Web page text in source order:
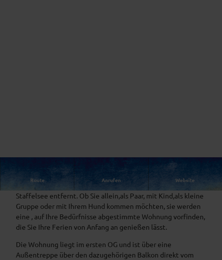
Route Anrufen Website
Landhausferienwohnungen nur wenige Gehminuten vom
Staffelsee entfernt. Ob Sie allein,als Paar, mit Kind,als kleine
Gruppe oder mit Ihrem Hund kommen möchten, sie werden
eine , auf Ihre Bedürfnisse abgestimmte Wohnung vorfinden,
die Sie Ihre Ferien von Anfang an genießen lässt.
Die Wohnung liegt im ersten OG und ist über eine
Außentreppe über den dazugehörigen Balkon direkt vom